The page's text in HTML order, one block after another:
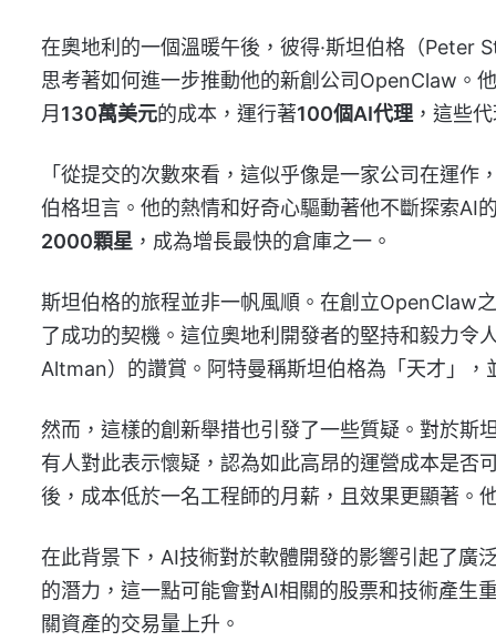
在奧地利的一個溫暖午後，彼得·斯坦伯格（Peter
思考著如何進一步推動他的新創公司OpenClaw。
月 130萬美元的成本，運行著100個AI代理 ，這些
「從提交的次數來看，這似乎像是一家公司在運
伯格坦言。他的熱情和好奇心驅動著他不斷探索
2000顆星 ，成為增長最快的倉庫之一。
斯坦伯格的旅程並非一帆風順。在創立OpenClaw
了成功的契機。這位奧地利開發者的堅持和毅力令
Altman）的讚賞。阿特曼稱斯坦伯格為「天才」
然而，這樣的創新舉措也引發了一些質疑。對於斯
有人對此表示懷疑，認為如此高昂的運營成本是否
後，成本低於一名工程師的月薪，且效果更顯著。
在此背景下，AI技術對於軟體開發的影響引起了廣
的潛力，這一點可能會對AI相關的股票和技術產生
關資產的交易量上升。